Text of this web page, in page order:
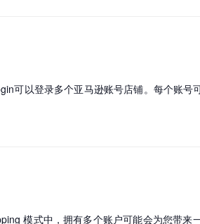
可以登录多个亚马逊账号店铺。每个账号
模式中，拥有多个账户可能会为您带来